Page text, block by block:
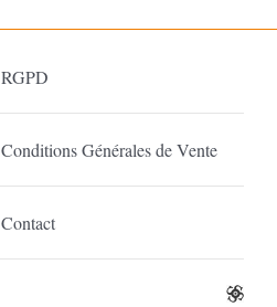
RGPD
Conditions Générales de Vente
Contact